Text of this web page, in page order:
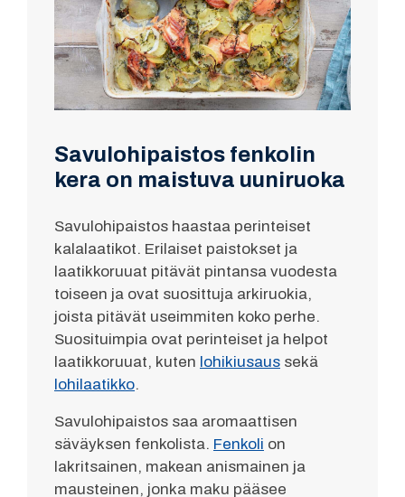
Savulohipaistos fenkolin
kera on maistuva uuniruoka
Savulohipaistos haastaa perinteiset
kalalaatikot. Erilaiset paistokset ja
laatikkoruuat pitävät pintansa vuodesta
toiseen ja ovat suosittuja arkiruokia,
joista pitävät useimmiten koko perhe.
Suosituimpia ovat perinteiset ja helpot
laatikkoruuat, kuten lohikiusaus sekä
lohilaatikko.
Savulohipaistos saa aromaattisen
säväyksen fenkolista. Fenkoli on
lakritsainen, makean anismainen ja
mausteinen, jonka maku pääsee